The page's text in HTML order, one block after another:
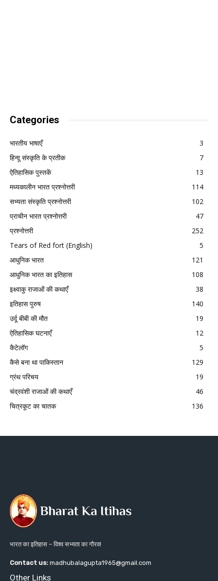
Categories
भारतीय भाषाएँ
3
हिन्दू संस्कृति के प्रतीक
7
ऐतिहासिक पुस्तकें
13
मध्यकालीन भारत प्रश्नोत्तरी
114
सभ्यता संस्कृति प्रश्नोत्तरी
102
प्राचीन भारत प्रश्नोत्तरी
47
प्रश्नोत्तरी
252
Tears of Red fort (English)
5
आधुनिक भारत
121
आधुनिक भारत का इतिहास
108
इक्ष्वाकु राजाओं की कथाएँ
38
इतिहास पुरुष
140
उर्दू बीबी की मौत
19
ऐतिहासिक घटनाएँ
12
कैटेलॉग
5
कैसे बना था पाकिस्तान
129
ग्रंथ परिचय
19
चंद्रवंशी राजाओं की कथाएँ
46
चित्रकूट का चातक
136
भारत का इतिहास – विश्व सभ्यता का गौरव!
Contact us: madhubalagupta1965@gmail.com
Other Links